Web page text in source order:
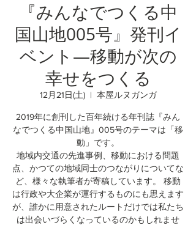
『みんなでつくる中
国山地005号』発刊イ
ベント―移動が次の
幸せをつくる
12月21日(土)
  |
本屋ルヌガンガ
2019年に創刊した百年続ける年刊誌『みん
なでつくる中国山地』005号のテーマは「移
動」です。
地域内交通の先進事例、移動における問題
点、かつての地域同士のつながりについてな
ど、様々な執筆者が寄稿しています。 移動
は行政や大企業が運行するものにも思えます
が、誰かに用意されたルートだけでは私たち
は出会いづらくなっているのかもしれませ